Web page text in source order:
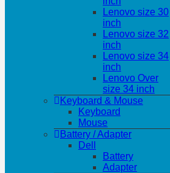
Lenovo size 30
inch
Lenovo size 32
inch
Lenovo size 34
inch
Lenovo Over
size 34 inch
Keyboard & Mouse
Keyboard
Mouse
Battery / Adapter
Dell
Battery
Adapter